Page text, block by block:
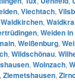
, Viechtach,
Waldkirchen,
, Weiden
, Weißenburg,
, Wildschönau,
, Wolnzach,
, Ziemetshausen,